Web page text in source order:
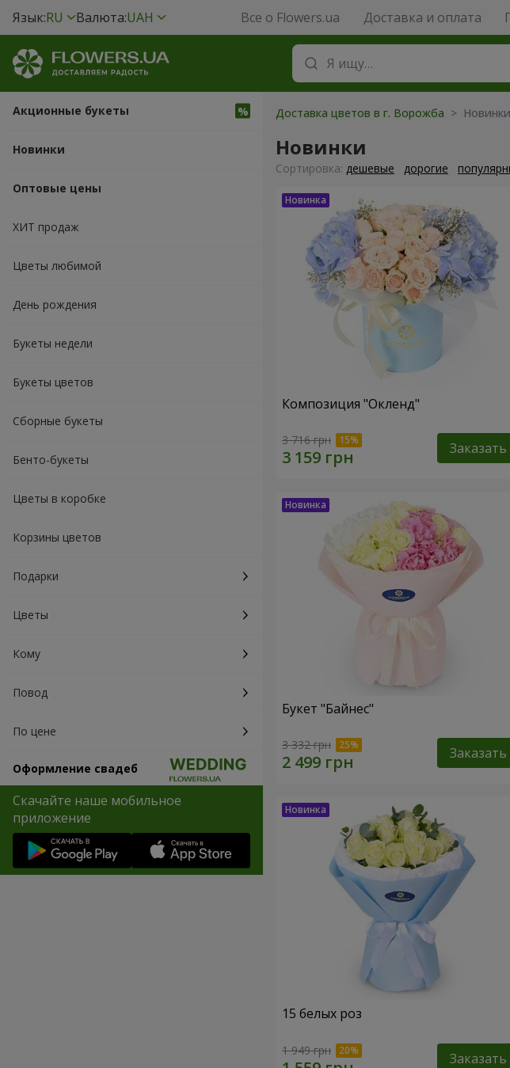
Язык:RU Валюта:UAH Все о Flowers.ua Доставка и оплата
Акционные букеты
Новинки
Оптовые цены
ХИТ продаж
Цветы любимой
День рождения
Букеты недели
Букеты цветов
Сборные букеты
Бенто-букеты
Цветы в коробке
Корзины цветов
Подарки
Цветы
Кому
Повод
По цене
Оформление свадеб
Скачайте наше мобильное
приложение
Доставка цветов в г. Ворожба > Новинки
Новинки
Cортировка: дешевые дорогие
Композиция "Окленд"
3 716 грн Заказать
Букет "Байнес"
3 332 грн Заказать
15 белых роз
1 949 грн Заказать